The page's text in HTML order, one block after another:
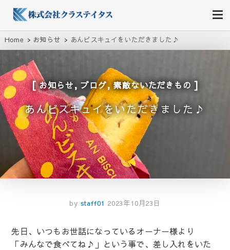
株式会社クラステイタス
地域のコミュニティーを大切にする企業
Home お知らせ あんビスキュイをいただきました♪
お知らせ,ブログ,素敵ないただきもの
あんビスキュイをいただきました♪
by staff01 2023年10月23日
先日、いつもお世話になっているオーナー様より
「みんなで食べてね♪」という事で、差し入れをいた